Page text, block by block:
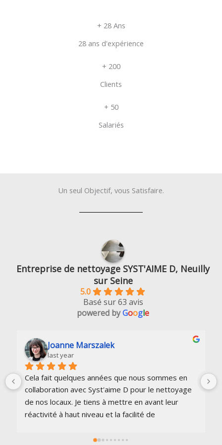
+ 28 Ans
28 ans d'expérience
+ 200
Clients
+ 50
Salariés
Un seul Objectif, vous Satisfaire.
Entreprise de nettoyage SYST'AIME D, Neuilly
sur Seine
5.0
Basé sur 63 avis
powered byGoogle
Joanne Marszalek
last year
Cela fait quelques années que nous sommes en
collaboration avec Syst'aime D pour le nettoyage
de nos locaux. Je tiens à mettre en avant leur
réactivité à haut niveau et la facilité de
Ayant changé de locaux, nous avons continuer à
J’ai